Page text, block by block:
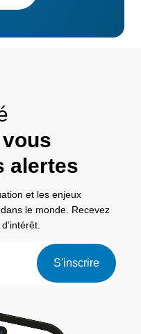
alertes
et les enjeux
le monde. Recevez
S'inscrire